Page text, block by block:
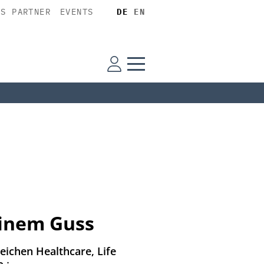
PARTNER EVENTS DE EN
Guss
Healthcare, Life